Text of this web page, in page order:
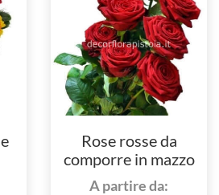
Rose rosse da
comporre in mazzo
per numero di steli.
A partire da: